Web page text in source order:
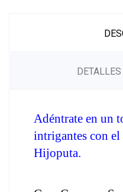
Adéntrate en un
intrigantes con
Hijoputa.